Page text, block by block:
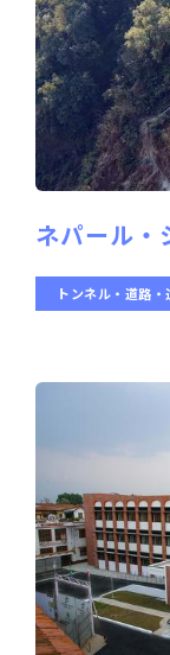
ネパール・
トンネル・道路・